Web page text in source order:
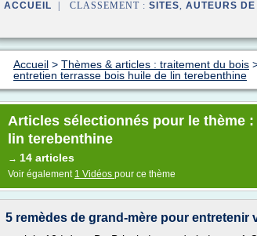
ACCUEIL | CLASSEMENT : SITES, AUTEURS DE
Accueil > Thèmes & articles : traitement du bois
entretien terrasse bois huile de lin terebenthine
Articles sélectionnés pour le thème
lin terebenthine
→ 14 articles
Voir également 1 Vidéos pour ce thème
5 remèdes de grand-mère pour entretenir